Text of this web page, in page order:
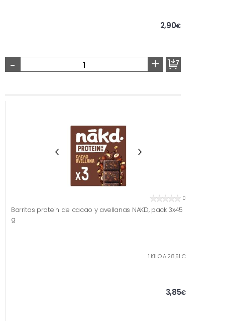
2,90€
- +
0
Barritas protein de cacao y avellanas NAKD, pack 3x45
g
1 KILO A 28,51 €
3,85€